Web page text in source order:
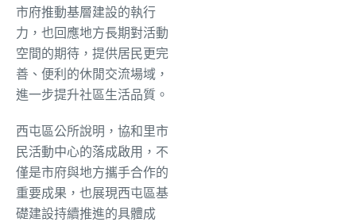
市府推動基層建設的執行
力，也回應地方長期對活動
空間的期待，提供居民更完
善、便利的休閒交流場域，
進一步提升社區生活品質。
西屯區公所說明，協和里市
民活動中心的落成啟用，不
僅是市府與地方攜手合作的
重要成果，也展現西屯區基
礎建設持續推進的具體成